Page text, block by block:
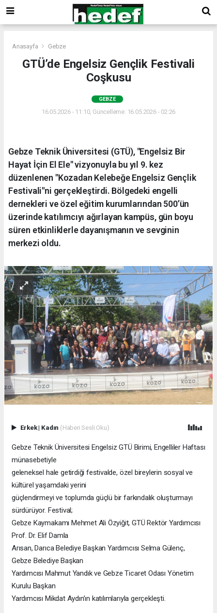
Anasayfa Gebze
GTÜ’de Engelsiz Gençlik Festivali
Coşkusu
GEBZE
16.05.2026 - 11:10, Güncelleme: 16.05.2026 - 02:26
Gebze Teknik Üniversitesi (GTÜ), "Engelsiz Bir
Hayat İçin El Ele" vizyonuyla bu yıl 9. kez
düzenlenen "Kozadan Kelebeğe Engelsiz Gençlik
Festivali"ni gerçekleştirdi. Bölgedeki engelli
dernekleri ve özel eğitim kurumlarından 500’ün
üzerinde katılımcıyı ağırlayan kampüs, gün boyu
süren etkinliklerle dayanışmanın ve sevginin
merkezi oldu.
Erkek| Kadın (Haberi Sesli Oku)
Gebze Teknik Üniversitesi Engelsiz GTÜ Birimi, Engelliler Haftası
münasebetiyle
geleneksel hale getirdiği festivalde, özel bireylerin sosyal ve
kültürel yaşamdaki yerini
güçlendirmeyi ve toplumda güçlü bir farkındalık oluşturmayı
sürdürüyor. Festival;
Gebze Kaymakamı Mehmet Ali Özyiğit, GTÜ Rektör Yardımcısı
Prof. Dr. Elif Damla
Arısan, Darıca Belediye Başkan Yardımcısı Selma Gülenç,
Gebze Belediye Başkan
Yardımcısı Mahmut Yandık ve Gebze Ticaret Odası Yönetim
Kurulu Başkan
Yardımcısı Mikdat Aydın’ın katılımlarıyla gerçekleşti.